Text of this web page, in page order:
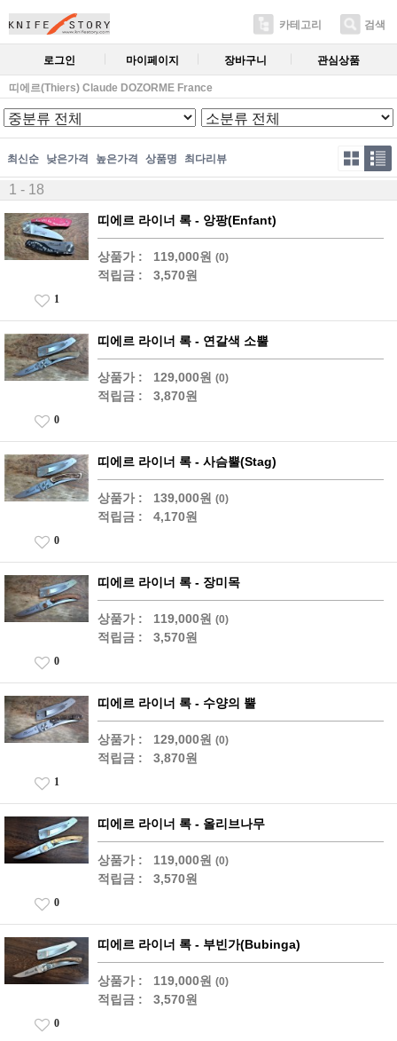
카테고리 검색
로그인 마이페이지 장바구니 관심상품
띠에르(Thiers) Claude DOZORME France
최신순 낮은가격 높은가격 상품명 최다리뷰
1 - 18
띠에르 라이너 록 - 앙팡(Enfant)
상품가 : 119,000원 (0)
적립금 : 3,570원
1
띠에르 라이너 록 - 연갈색 소뿔
상품가 : 129,000원 (0)
적립금 : 3,870원
0
띠에르 라이너 록 - 사슴뿔(Stag)
상품가 : 139,000원 (0)
적립금 : 4,170원
0
띠에르 라이너 록 - 장미목
상품가 : 119,000원 (0)
적립금 : 3,570원
0
띠에르 라이너 록 - 수양의 뿔
상품가 : 129,000원 (0)
적립금 : 3,870원
1
띠에르 라이너 록 - 올리브나무
상품가 : 119,000원 (0)
적립금 : 3,570원
0
띠에르 라이너 록 - 부빈가(Bubinga)
상품가 : 119,000원 (0)
적립금 : 3,570원
0